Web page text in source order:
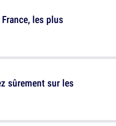
les plus
sûrement sur les